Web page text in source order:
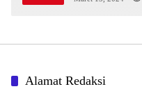
Alamat Redaksi